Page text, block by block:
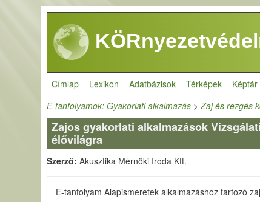
Ugrás a tartalomra
Címlap Lexikon Adatbázisok Térképek Képtár
E-tanfolyamok: Gyakorlati alkalmazás >Zaj és rezgés
Zajos gyakorlati alkalmazások
élővilágra
Szerző:Akusztika Mérnöki Iroda Kft.
E-tanfolyam Alapismeretek alkalmazáshoz tartozó